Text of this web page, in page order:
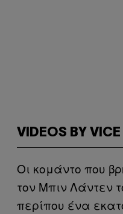
VIDEOS BY VICE
Οι κομάντο που
τον Μπιν Λάντεν
περίπου ένα